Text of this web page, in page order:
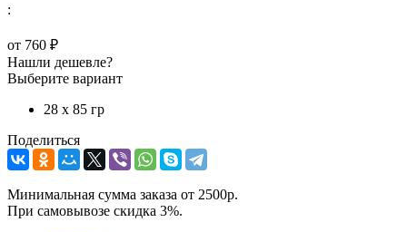
:
от 760 ₽
Нашли дешевле?
Выберите вариант
28 х 85 гр
Поделиться
Минимальная сумма заказа от 2500р.
При самовывозе скидка 3%.